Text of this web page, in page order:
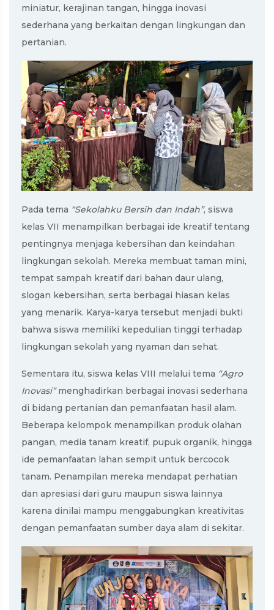
miniatur, kerajinan tangan, hingga inovasi
sederhana yang berkaitan dengan lingkungan dan
pertanian.
Pada tema “Sekolahku Bersih dan Indah”, siswa
kelas VII menampilkan berbagai ide kreatif tentang
pentingnya menjaga kebersihan dan keindahan
lingkungan sekolah. Mereka membuat taman mini,
tempat sampah kreatif dari bahan daur ulang,
slogan kebersihan, serta berbagai hiasan kelas
yang menarik. Karya-karya tersebut menjadi bukti
bahwa siswa memiliki kepedulian tinggi terhadap
lingkungan sekolah yang nyaman dan sehat.
Sementara itu, siswa kelas VIII melalui tema “Agro
Inovasi”menghadirkan berbagai inovasi sederhana
di bidang pertanian dan pemanfaatan hasil alam.
Beberapa kelompok menampilkan produk olahan
pangan, media tanam kreatif, pupuk organik, hingga
ide pemanfaatan lahan sempit untuk bercocok
tanam. Penampilan mereka mendapat perhatian
dan apresiasi dari guru maupun siswa lainnya
karena dinilai mampu menggabungkan kreativitas
dengan pemanfaatan sumber daya alam di sekitar.